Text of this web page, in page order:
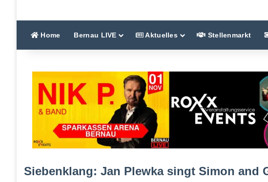
Home Bernau LIVE Aktuelles Stellenmarkt
Siebenklang: Jan Plewka singt Simon and